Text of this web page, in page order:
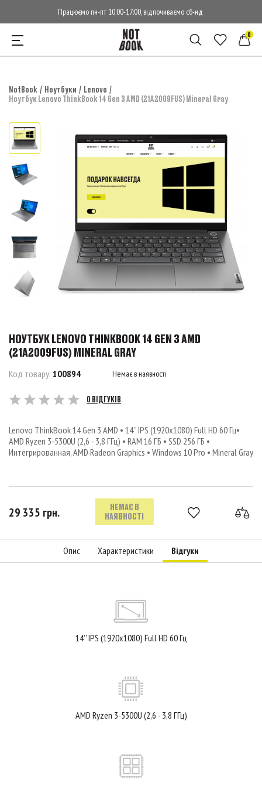
Працюємо пн-пт 10:00-17:00, відпочиваємо сб-нд
0
NotBook Ноутбуки
Lenovo
Ноутбук Lenovo ThinkBook 14 Gen 3 AMD (21A2009FUS) Mineral Gray
НОУТБУК LENOVO THINKBOOK 14 GEN 3 AMD
(21A2009FUS) MINERAL GRAY
Код товару: 100894 Немає в наявності
0 ВІДГУКІВ
Lenovo ThinkBook 14 Gen 3 AMD • 14’’ IPS (1920x1080) Full HD 60 Гц•
AMD Ryzen 3-5300U (2,6 - 3,8 ГГц) • RAM 16 ГБ • SSD 256 ГБ •
Интегрированная, AMD Radeon Graphics • Windows 10 Pro • Mineral Gray
29 335 грн.
НЕМАЄ В
НАЯВНОСТІ
Опис Характеристики Відгуки
14’’ IPS (1920x1080) Full HD 60 Гц
AMD Ryzen 3-5300U (2,6 - 3,8 ГГц)